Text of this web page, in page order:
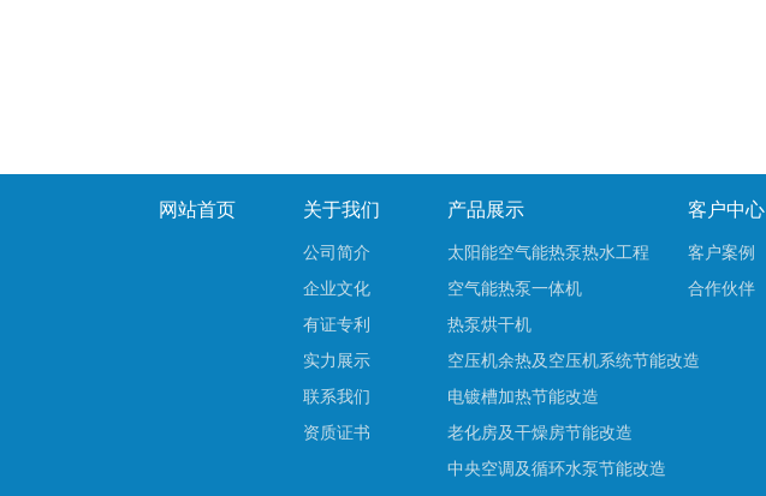
网站首页 关于我们
公司简介
企业文化
有证专利
实力展示
联系我们
资质证书
产品展示
太阳能空气能热泵热水工程
空气能热泵一体机
热泵烘干机
空压机余热及空压机系统节能改造
电镀槽加热节能改造
老化房及干燥房节能改造
中央空调及循环水泵节能改造
客户中心
客户案例
合作伙伴